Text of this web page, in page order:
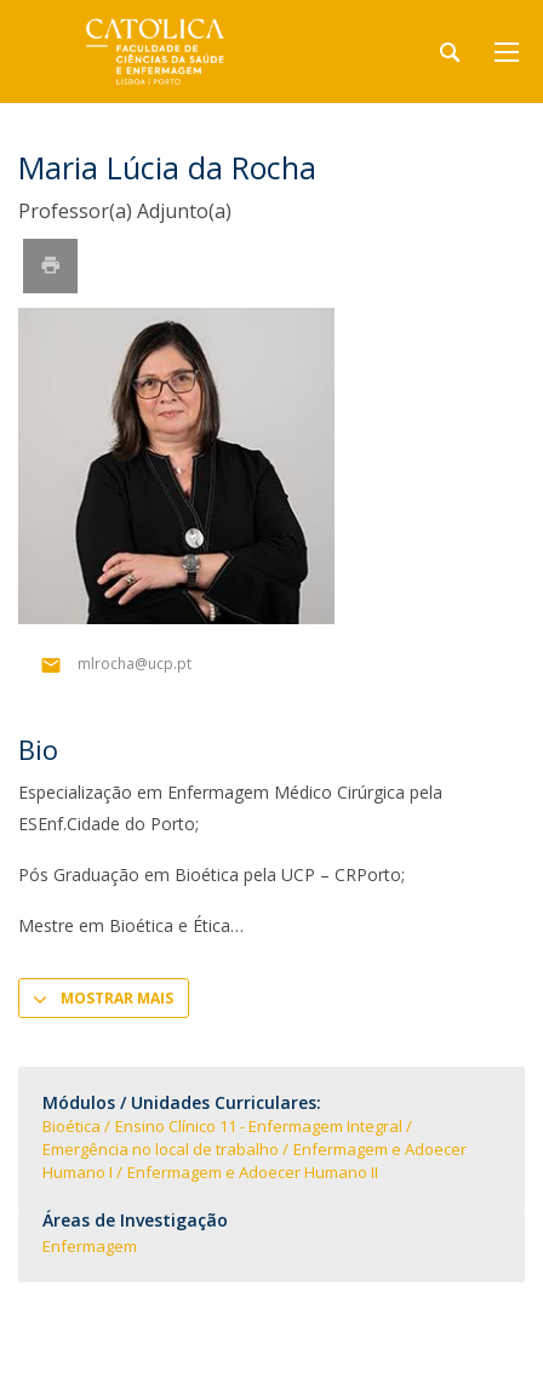
Maria Lúcia da Rocha
Professor(a) Adjunto(a)
mlrocha@ucp.pt
Bio
Especialização em Enfermagem Médico Cirúrgica pela
ESEnf.Cidade do Porto;
Pós Graduação em Bioética pela UCP – CRPorto;
Mestre em Bioética e Ética
MOSTRAR MAIS
Módulos / Unidades Curriculares:
Bioética
Ensino Clínico 11 - Enfermagem Integral
Emergência no local de trabalho
Enfermagem e Adoecer
Humano I
Enfermagem e Adoecer Humano II
Áreas de Investigação
Enfermagem